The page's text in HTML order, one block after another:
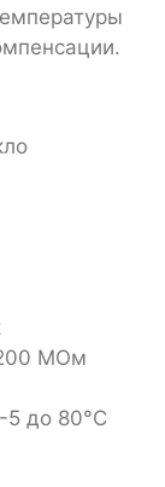
МОм
5 до 80°C